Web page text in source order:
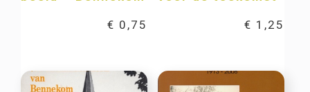
€ 0,75 € 1,25